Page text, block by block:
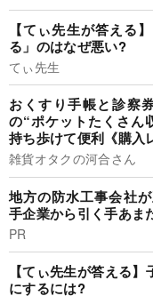
【てぃ先生が答える
る」のはなぜ悪い?
てぃ先生
おくすり手帳と診察
の“ポケットたくさん
持ち歩けて便利《購入
雑貨オタクの河合さん
地方の防水工事会社
手企業から引く手あま
PR
【てぃ先生が答える
にするには?